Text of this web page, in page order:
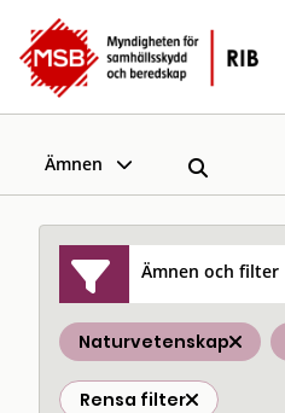
Ämnen
Ämnen och filter
Naturvetenskap
Rensa filter